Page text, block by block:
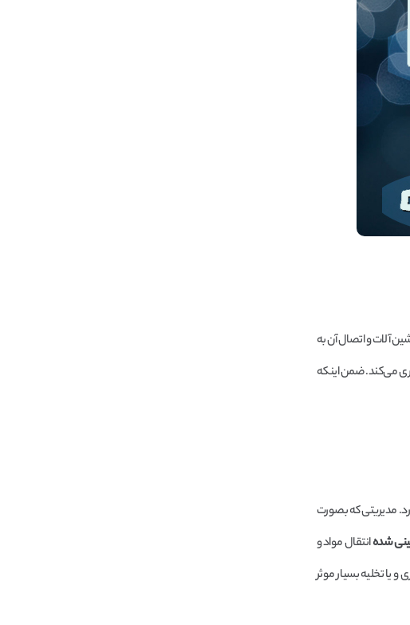
آلات و اتصال آن به
می‌کند. ضمن اینکه
مدیریتی که بصورت
شدهانتقال مواد و
یا تخلیه بسیار موثر